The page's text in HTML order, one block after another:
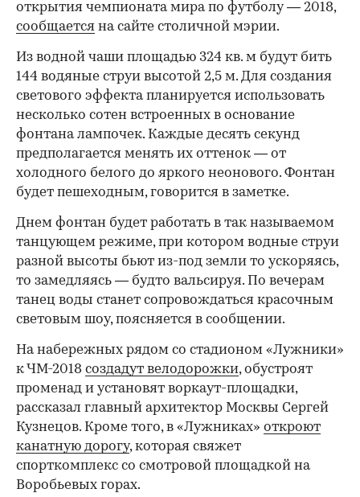
открытия чемпионата мира по футболу — 2018,
сообщается на сайте столичной мэрии.
Из водной чаши площадью 324 кв. м будут бить
144 водяные струи высотой 2,5 м. Для создания
светового эффекта планируется использовать
несколько сотен встроенных в основание
фонтана лампочек. Каждые десять секунд
предполагается менять их оттенок — от
холодного белого до яркого неонового. Фонтан
будет пешеходным, говорится в заметке.
Днем фонтан будет работать в так называемом
танцующем режиме, при котором водные струи
разной высоты бьют из-под земли то ускоряясь,
то замедляясь — будто вальсируя. По вечерам
танец воды станет сопровождаться красочным
световым шоу, поясняется в сообщении.
На набережных рядом со стадионом «Лужники»
к ЧМ-2018 создадут велодорожки, обустроят
променад и установят воркаут-площадки,
рассказал главный архитектор Москвы Сергей
Кузнецов. Кроме того, в «Лужниках» откроют
канатную дорогу, которая свяжет
спорткомплекс со смотровой площадкой на
Воробьевых горах.